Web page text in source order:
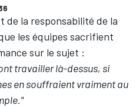
de la responsabilité de la
les équipes sacrifient
sur le sujet :
travailler là-dessus, si
en souffraient vraiment au